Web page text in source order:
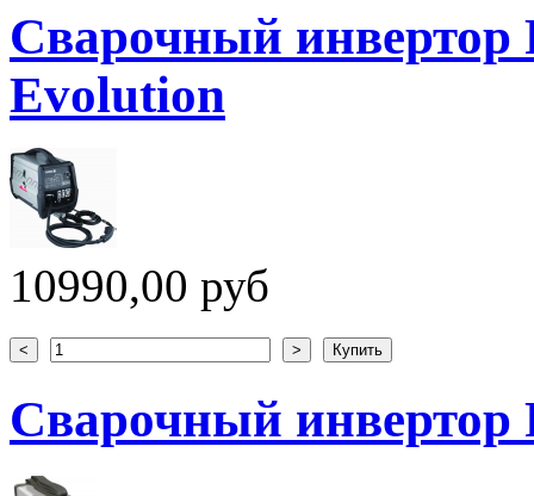
Сварочный инвертор
Evolution
10990,00 руб
Сварочный инвертор